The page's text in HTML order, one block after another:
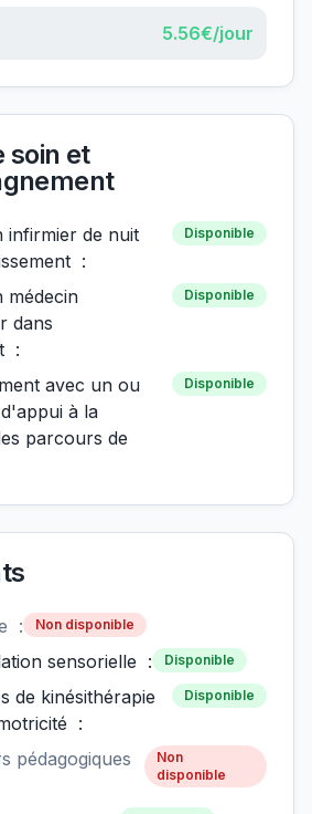
5.56€/jour
soin et
infirmier de nuit
:
Disponible
médecin
dans
:
Disponible
avec un ou
à la
parcours de
Disponible
: Non disponible
sensorielle : Disponible
de kinésithérapie
:
Disponible
pédagogiques
Non
disponible